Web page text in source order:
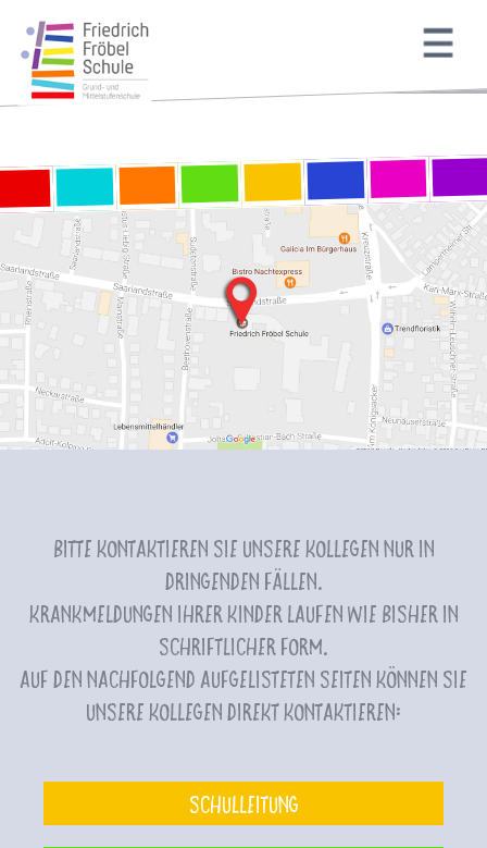
Bitte kontaktieren Sie unsere Kollegen nur in
dringenden Fällen.
Krankmeldungen Ihrer Kinder laufen wie bisher in
schriftlicher Form.
Auf den nachfolgend aufgelisteten Seiten können Sie
unsere Kollegen direkt kontaktieren:
Schulleitung